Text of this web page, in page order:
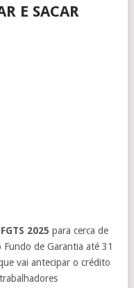
E SACAR
2025 para cerca de
Fundo de Garantia até 31
vai antecipar o crédito